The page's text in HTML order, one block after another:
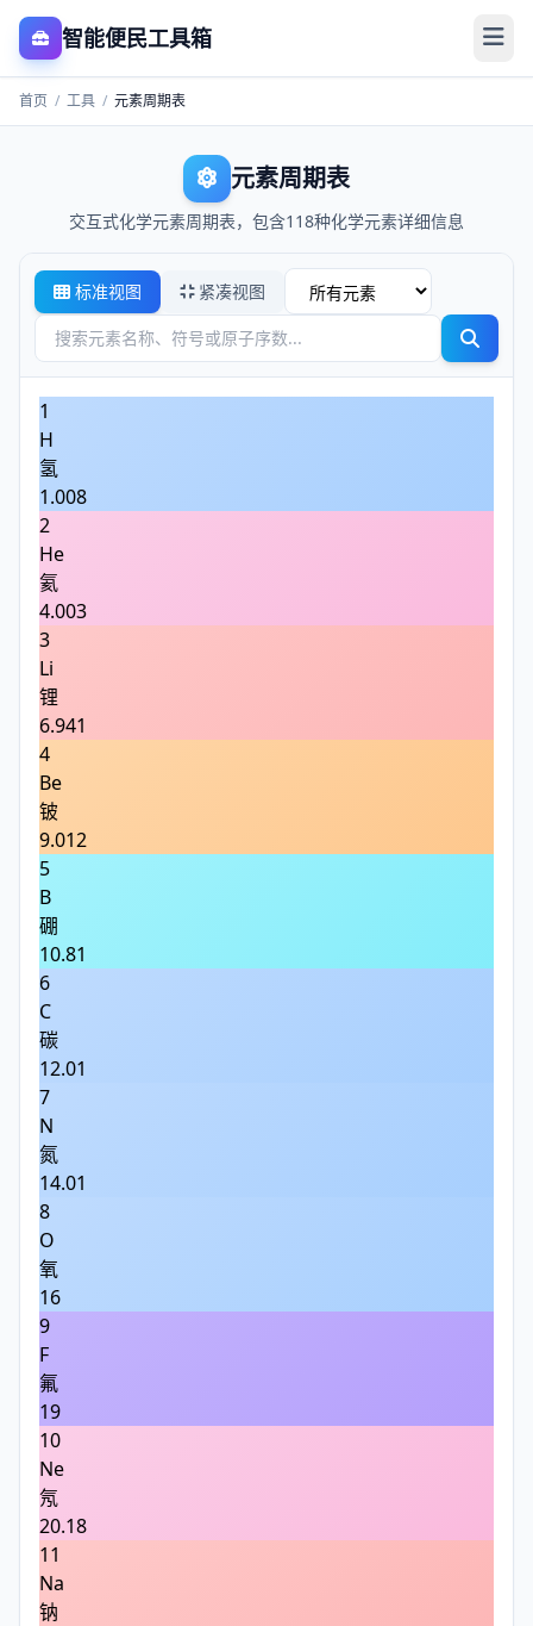
智能便民工具箱
首页 / 工具 / 元素周期表
元素周期表
交互式化学元素周期表，包含118种化学元素详细信息
标准视图 紧凑视图
1
H
氢
1.008
2
He
氦
4.003
3
Li
锂
6.941
4
Be
铍
9.012
5
B
硼
10.81
6
C
碳
12.01
7
N
氮
14.01
8
O
氧
16
9
F
氟
19
10
Ne
氖
20.18
11
Na
钠